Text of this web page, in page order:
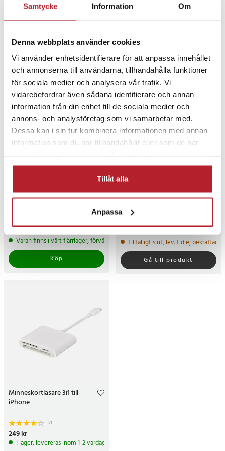
Samtycke Information Om
Denna webbplats använder cookies
Vi använder enhetsidentifierare för att anpassa innehållet
och annonserna till användarna, tillhandahålla funktioner
för sociala medier och analysera vår trafik. Vi
vidarebefordrar även sådana identifierare och annan
information från din enhet till de sociala medier och
annons- och analysföretag som vi samarbetar med.
Dessa kan i sin tur kombinera informationen med annan
information som du har tillhandahållit eller som de har
Tillåt alla
Anpassa
Micro SD-kortplats
Varan finns i vårt fjärrlager, förväntas skickas inom 5-7 arbetsdagar
Köp
I lager, levereras inom 1-2 vardagar
Köp
Delock USB 3.0 kortläsare
för CFast 2.0
Varan finns i vårt fjärrlager, förväntas skickas inom 5-7 arbetsdagar
Köp
Hama Kortläsare USB-A 3.0
för många olika minneskort
Pris:229 kr
229 kr
Tillfälligt slut, lev. tid ej bekräftad.
Gå till produkt
Minneskortläsare 3i1 till
iPhone
21
Pris:249 kr
249 kr
I lager, levereras inom 1-2 vardagar